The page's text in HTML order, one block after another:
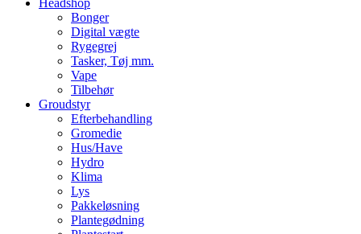
Bonger
Digital vægte
Rygegrej
Tasker, Tøj mm.
Vape
Tilbehør
Groudstyr
Efterbehandling
Gromedie
Hus/Have
Hydro
Klima
Lys
Pakkeløsning
Plantegødning